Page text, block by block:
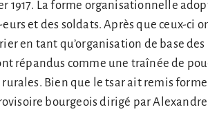
1917. La forme organisationnelle
et des soldats. Après que ceux-ci
en tant qu’organisation de base
répandus comme une traînée de
Bien que le tsar ait remis
bourgeois dirigé par